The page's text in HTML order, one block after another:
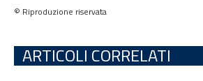
© Riproduzione riservata
ARTICOLI CORRELATI